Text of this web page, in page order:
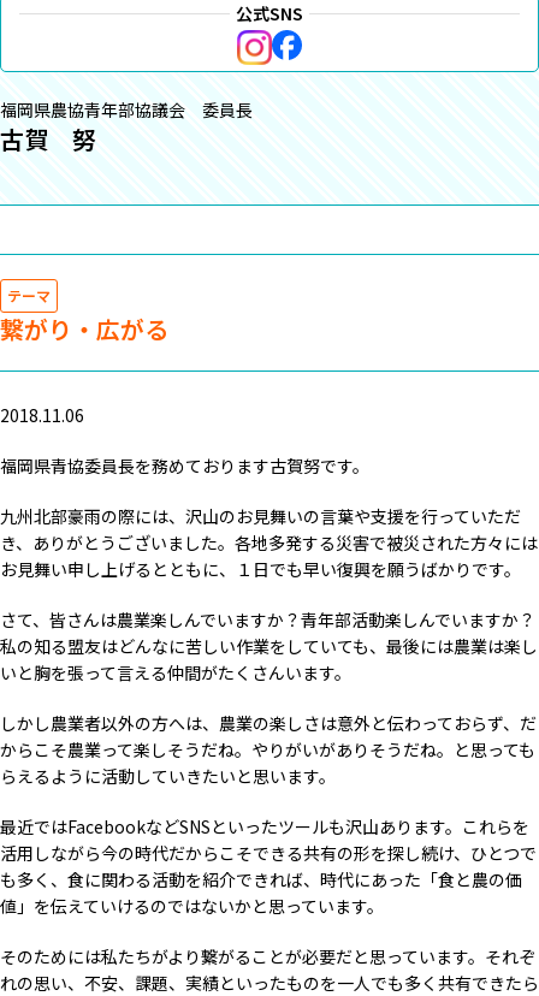
公式SNS
福岡県農協青年部協議会 委員長
古賀 努
テーマ
繋がり・広がる
2018.11.06
福岡県青協委員長を務めております古賀努です。
九州北部豪雨の際には、沢山のお見舞いの言葉や支援を行っていただ
き、ありがとうございました。各地多発する災害で被災された方々には
お見舞い申し上げるとともに、１日でも早い復興を願うばかりです。
さて、皆さんは農業楽しんでいますか？青年部活動楽しんでいますか？
私の知る盟友はどんなに苦しい作業をしていても、最後には農業は楽し
いと胸を張って言える仲間がたくさんいます。
しかし農業者以外の方へは、農業の楽しさは意外と伝わっておらず、だ
からこそ農業って楽しそうだね。やりがいがありそうだね。と思っても
らえるように活動していきたいと思います。
最近ではFacebookなどSNSといったツールも沢山あります。これらを
活用しながら今の時代だからこそできる共有の形を探し続け、ひとつで
も多く、食に関わる活動を紹介できれば、時代にあった「食と農の価
値」を伝えていけるのではないかと思っています。
そのためには私たちがより繋がることが必要だと思っています。それぞ
れの思い、不安、課題、実績といったものを一人でも多く共有できたら